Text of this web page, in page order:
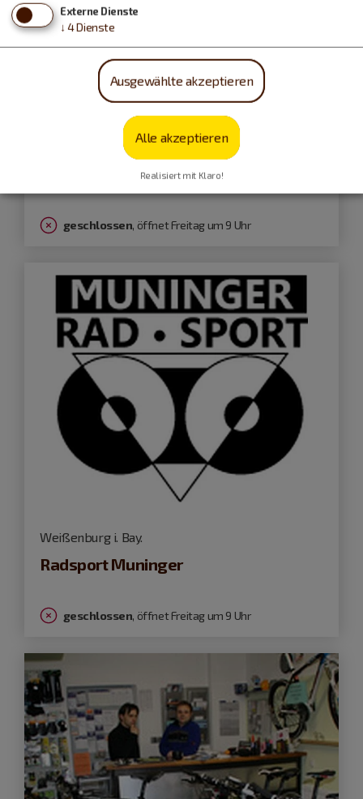
Radsport Heller - Fahrradverkauf/-
reparatur/Schlauchomat
geschlossen, öffnet Freitag um 9 Uhr
Weißenburg i. Bay.
Radsport Muninger
geschlossen, öffnet Freitag um 9 Uhr
Externe Dienste
↓ 4Dienste
Ausgewählte akzeptieren
Alle akzeptieren
Realisiert mit Klaro!